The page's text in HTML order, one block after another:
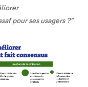
pour ses usagers ?”